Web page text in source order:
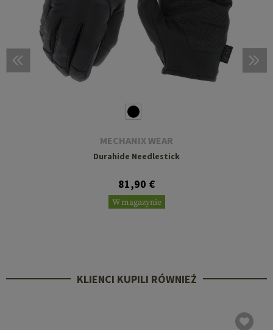
MECHANIX WEAR
Durahide Needlestick
81,90 €
W magazynie
KLIENCI KUPILI RÓWNIEŻ